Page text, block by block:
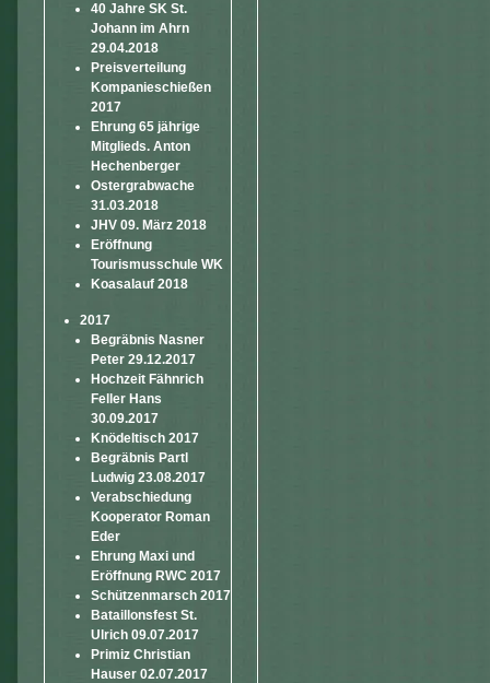
40 Jahre SK St.
Johann im Ahrn
29.04.2018
Preisverteilung
Kompanieschießen
2017
Ehrung 65 jährige
Mitglieds. Anton
Hechenberger
Ostergrabwache
31.03.2018
JHV 09. März 2018
Eröffnung
Tourismusschule WK
Koasalauf 2018
2017
Begräbnis Nasner
Peter 29.12.2017
Hochzeit Fähnrich
Feller Hans
30.09.2017
Knödeltisch 2017
Begräbnis Partl
Ludwig 23.08.2017
Verabschiedung
Kooperator Roman
Eder
Ehrung Maxi und
Eröffnung RWC 2017
Schützenmarsch 2017
Bataillonsfest St.
Ulrich 09.07.2017
Primiz Christian
Hauser 02.07.2017